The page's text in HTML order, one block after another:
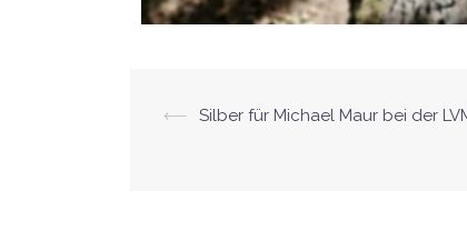
⟵ Silber für Michael Maur bei der